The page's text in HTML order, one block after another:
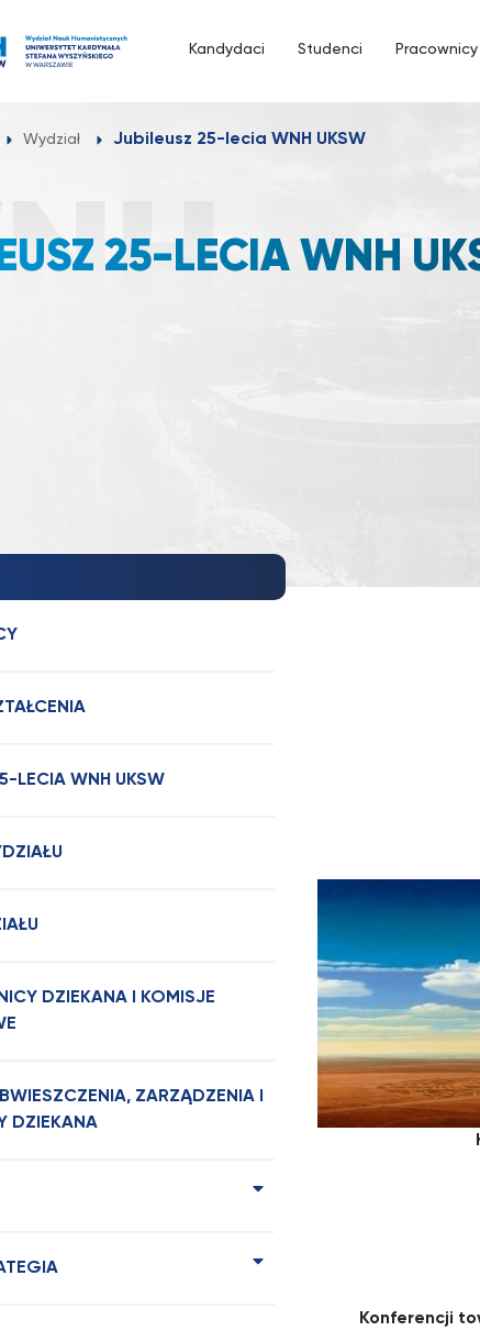
Kandydaci Studenci Pracownicy
Wydział Jubileusz 25-lecia WNH UKSW
25-LECIA WNH
LECIA WNH UKSW
DZIEKANA I KOMISJE
ZARZĄDZENIA I
DZIEKANA
Konferencji